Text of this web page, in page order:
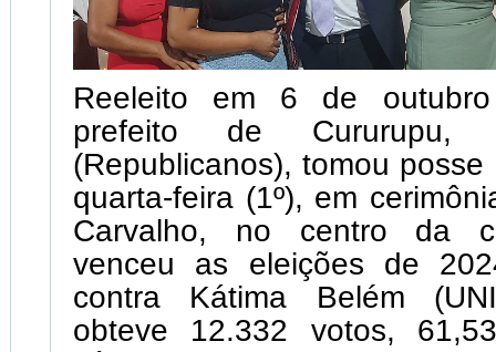
Reeleito em 6 de
prefeito de Cururupu,
(Republicanos), tomou
quarta-feira (1º), em
Carvalho, no centro da
venceu as eleições de
contra Kátima Belém
obteve 12.332 votos,